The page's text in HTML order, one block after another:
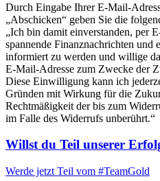
Durch Eingabe Ihrer E-Mail-
„Abschicken“ geben Sie die
„Ich bin damit einverstanden, per
spannende Finanznachrichten und
informiert zu werden und willige
E-Mail-Adresse zum Zwecke der
Diese Einwilligung kann ich
Gründen mit Wirkung für die
Rechtmäßigkeit der bis zum
im Falle des Widerrufs unberührt.“
Willst du Teil unserer
Werde jetzt Teil vom #TeamGold